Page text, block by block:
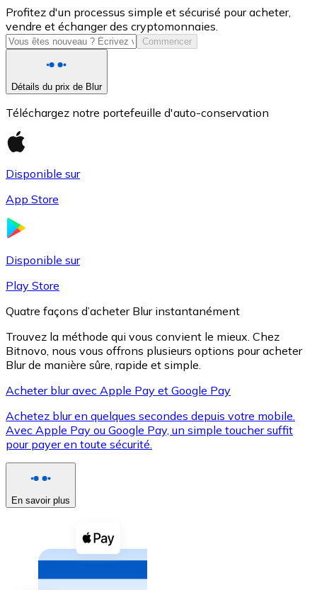
USD Coin
USDC
XRP
XRP
Voir toutes
Coupons crypto
Achetez des cryptomonnaies en espèces et d'autres
Acheter avec espèces
Profitez d'un processus simple et sécurisé pour acheter,
vendre et échanger des cryptomonnaies.
Commencer
Détails du prix de Blur
Téléchargez notre portefeuille d'auto-conservation
Disponible sur
App Store
Disponible sur
Play Store
Quatre façons d’acheter Blur instantanément
Trouvez la méthode qui vous convient le mieux. Chez
Bitnovo, nous vous offrons plusieurs options pour acheter
Blur de manière sûre, rapide et simple.
Acheter blur avec Apple Pay et Google Pay
Achetez blur en quelques secondes depuis votre mobile.
Avec Apple Pay ou Google Pay, un simple toucher suffit
pour payer en toute sécurité.
En savoir plus